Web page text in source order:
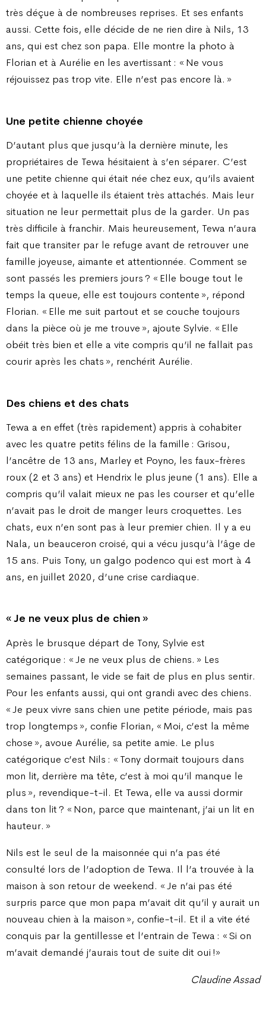
très déçue à de nombreuses reprises. Et ses enfants
aussi. Cette fois, elle décide de ne rien dire à Nils, 13
ans, qui est chez son papa. Elle montre la photo à
Florian et à Aurélie en les avertissant : « Ne vous
réjouissez pas trop vite. Elle n’est pas encore là. »
Une petite chienne choyée
D’autant plus que jusqu’à la dernière minute, les
propriétaires de Tewa hésitaient à s’en séparer. C’est
une petite chienne qui était née chez eux, qu’ils avaient
choyée et à laquelle ils étaient très attachés. Mais leur
situation ne leur permettait plus de la garder. Un pas
très difficile à franchir. Mais heureusement, Tewa n’aura
fait que transiter par le refuge avant de retrouver une
famille joyeuse, aimante et attentionnée. Comment se
sont passés les premiers jours ? « Elle bouge tout le
temps la queue, elle est toujours contente », répond
Florian. « Elle me suit partout et se couche toujours
dans la pièce où je me trouve », ajoute Sylvie. « Elle
obéit très bien et elle a vite compris qu’il ne fallait pas
courir après les chats », renchérit Aurélie.
Des chiens et des chats
Tewa a en effet (très rapidement) appris à cohabiter
avec les quatre petits félins de la famille : Grisou,
l’ancêtre de 13 ans, Marley et Poyno, les faux-frères
roux (2 et 3 ans) et Hendrix le plus jeune (1 ans). Elle a
compris qu’il valait mieux ne pas les courser et qu’elle
n’avait pas le droit de manger leurs croquettes. Les
chats, eux n’en sont pas à leur premier chien. Il y a eu
Nala, un beauceron croisé, qui a vécu jusqu’à l’âge de
15 ans. Puis Tony, un galgo podenco qui est mort à 4
ans, en juillet 2020, d’une crise cardiaque.
« Je ne veux plus de chien »
Après le brusque départ de Tony, Sylvie est
catégorique : « Je ne veux plus de chiens. » Les
semaines passant, le vide se fait de plus en plus sentir.
Pour les enfants aussi, qui ont grandi avec des chiens.
« Je peux vivre sans chien une petite période, mais pas
trop longtemps », confie Florian, « Moi, c’est la même
chose », avoue Aurélie, sa petite amie. Le plus
catégorique c’est Nils : « Tony dormait toujours dans
mon lit, derrière ma tête, c’est à moi qu’il manque le
plus », revendique-t-il. Et Tewa, elle va aussi dormir
dans ton lit ? « Non, parce que maintenant, j’ai un lit en
hauteur. »
Nils est le seul de la maisonnée qui n’a pas été
consulté lors de l’adoption de Tewa. Il l’a trouvée à la
maison à son retour de weekend. « Je n’ai pas été
surpris parce que mon papa m’avait dit qu’il y aurait un
nouveau chien à la maison », confie-t-il. Et il a vite été
conquis par la gentillesse et l’entrain de Tewa : « Si on
m’avait demandé j’aurais tout de suite dit oui !»
Claudine Assad